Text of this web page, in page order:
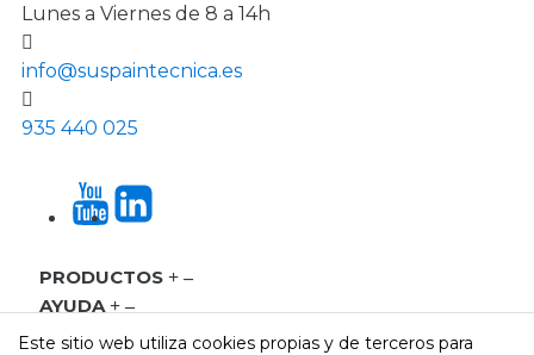
Lunes a Viernes de 8 a 14h
info@suspaintecnica.es
935 440 025
Este sitio web utiliza cookies propias y de terceros para
PRODUCTOS
AYUDA
NOSOTROS